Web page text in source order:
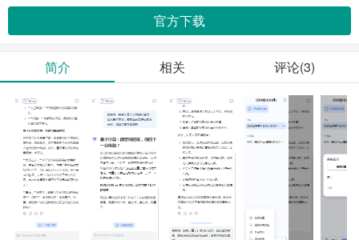
官方下载
简介 相关 评论(3)